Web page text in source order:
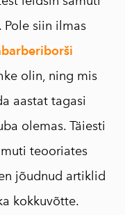
siin ilmas
olin, ning mis
aastat tagasi
olemas. Täiesti
teooriates
jõudnud artiklid
kokkuvõtte.